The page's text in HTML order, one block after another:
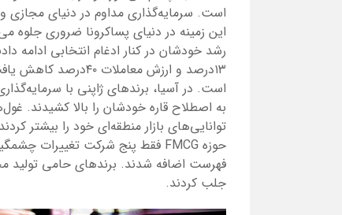
است. سرمایه‌گذاری مداوم در دنیای مجازی
این زمینه در دنیای پساکرونا ضروری جلوه
رشد خودشان در کنار ادغام انتخابی ادامه
است. در آسیا، برندهای ژاپنی با
به اصطلاح قاره خودشان را بالا کشیدند.
حوزه FMCG فقط پنج شرکت تغییرات
فهرست اضافه شدند. برندهای حامی تولید
جلب کردند.